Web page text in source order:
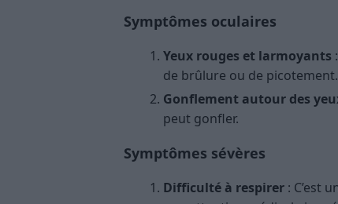
Symptômes oculaires
Yeux rouges et larmoyants
de brûlure ou de
Gonflement autour des
peut gonfler.
Symptômes sévères
Difficulté à respirer : C’est